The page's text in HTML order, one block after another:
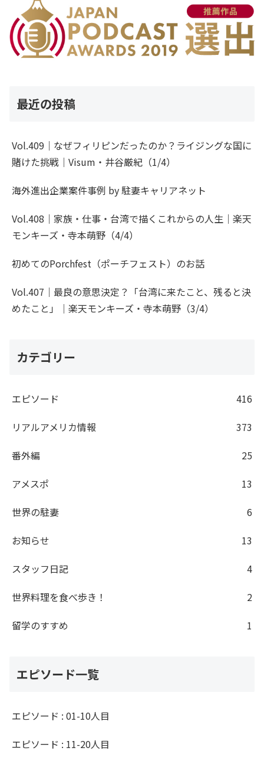
最近の投稿
Vol.409｜なぜフィリピンだったのか？ライジングな国に
賭けた挑戦｜Visum・井谷厳紀（1/4）
海外進出企業案件事例 by 駐妻キャリアネット
Vol.408｜家族・仕事・台湾で描くこれからの人生｜楽天
モンキーズ・寺本萌野（4/4）
初めてのPorchfest（ポーチフェスト）のお話
Vol.407｜最良の意思決定？「台湾に来たこと、残ると決
めたこと」｜楽天モンキーズ・寺本萌野（3/4）
カテゴリー
エピソード
416
リアルアメリカ情報
373
番外編
25
アメスポ
13
世界の駐妻
6
お知らせ
13
スタッフ日記
4
世界料理を食べ歩き！
2
留学のすすめ
1
エピソード一覧
エピソード : 01-10人目
エピソード : 11-20人目